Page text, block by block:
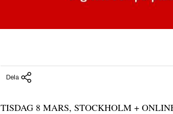
Dela
TISDAG 8 MARS, STOCKHOLM +